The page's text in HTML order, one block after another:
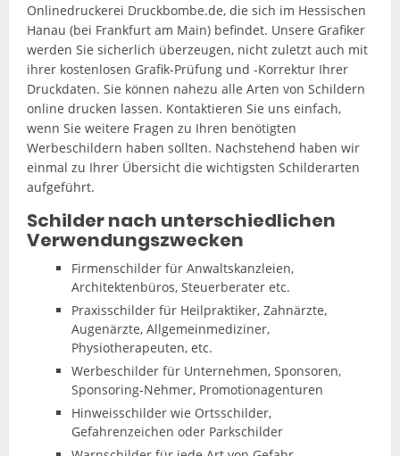
Onlinedruckerei Druckbombe.de, die sich im Hessischen
Hanau (bei Frankfurt am Main) befindet. Unsere Grafiker
werden Sie sicherlich überzeugen, nicht zuletzt auch mit
ihrer kostenlosen Grafik-Prüfung und -Korrektur Ihrer
Druckdaten. Sie können nahezu alle Arten von Schildern
online drucken lassen. Kontaktieren Sie uns einfach,
wenn Sie weitere Fragen zu Ihren benötigten
Werbeschildern haben sollten. Nachstehend haben wir
einmal zu Ihrer Übersicht die wichtigsten Schilderarten
aufgeführt.
Schilder nach unterschiedlichen
Verwendungszwecken
Firmenschilder für Anwaltskanzleien,
Architektenbüros, Steuerberater etc.
Praxisschilder für Heilpraktiker, Zahnärzte,
Augenärzte, Allgemeinmediziner,
Physiotherapeuten, etc.
Werbeschilder für Unternehmen, Sponsoren,
Sponsoring-Nehmer, Promotionagenturen
Hinweisschilder wie Ortsschilder,
Gefahrenzeichen oder Parkschilder